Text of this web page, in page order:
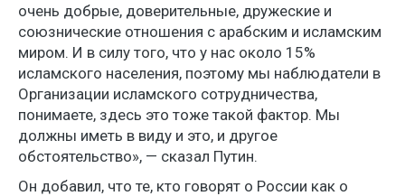
очень добрые, доверительные, дружеские и
союзнические отношения с арабским и исламским
миром. И в силу того, что у нас около 15%
исламского населения, поэтому мы наблюдатели в
Организации исламского сотрудничества,
понимаете, здесь это тоже такой фактор. Мы
должны иметь в виду и это, и другое
обстоятельство», — сказал Путин.
Он добавил, что те, кто говорят о России как о